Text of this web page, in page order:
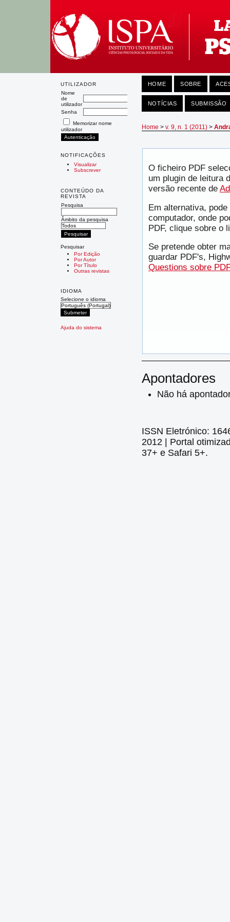
UTILIZADOR
Nome
de
utilizador
Senha
Memorizar nome
utilizador
NOTIFICAÇÕES
Visualizar
Subscrever
CONTEÚDO DA
REVISTA
Pesquisa
Âmbito da pesquisa
Pesquisar
Por Edição
Por Autor
Por Título
Outras revistas
IDIOMA
Selecione o idioma
Ajuda do sistema
HOME SOBRE
NOTÍCIAS SUBMISSÃO
Home > v. 9, n. 1 (2011)>
O ficheiro PDF
um plugin de leitura
versão recente de
Em alternativa,
computador, onde
PDF, clique sobre o
Se pretende obter
guardar PDF's,
Questions sobre
Apontadores
Não há
ISSN Eletrónico:
2012 | Portal
37+ e Safari 5+.